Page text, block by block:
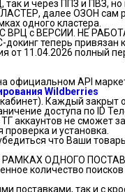
так и через ППЗ и ПВЗ,
далее ОЗОН сам
одного кластера.
С ВРЦ с ВЕРСИИ. НЕ
теперь привязан к
от 11.04.2026 полный
официальном API
Wildberries
Каждый закрыт
доступа по ID
аккаунтов не сможет
и установка.
что Ваши
РАМКАХ ОДНОГО
количество
поставками, так и с